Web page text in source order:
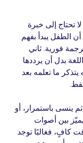
تحتاج إلى خبرة
الطفل يبدأ بفهم
فورية. ثاني
بدل أن يرددها
ما تعلمه بعد
ينسى باستمرار، أو
بين أصوات
كافٍ، فغالبًا توجد